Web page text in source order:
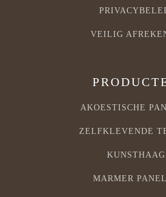
VEILIG
AKOESTISCHE
ZELFKLEVENDE
KUNSTHAAG
MARMER